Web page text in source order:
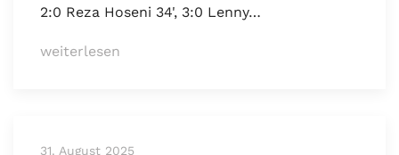
2:0 Reza Hoseni 34', 3:0 Lenny…
weiterlesen
31. August 2025